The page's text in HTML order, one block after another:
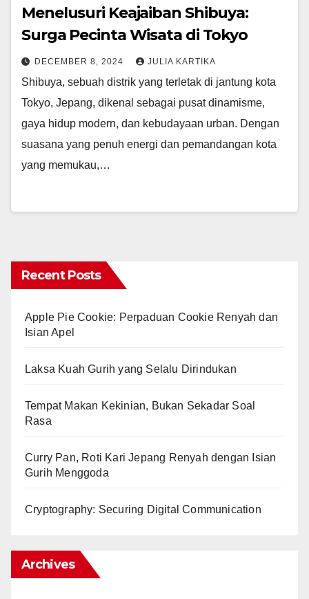
Menelusuri Keajaiban Shibuya:
Surga Pecinta Wisata di Tokyo
DECEMBER 8, 2024 JULIA KARTIKA
Shibuya, sebuah distrik yang terletak di jantung kota
Tokyo, Jepang, dikenal sebagai pusat dinamisme,
gaya hidup modern, dan kebudayaan urban. Dengan
suasana yang penuh energi dan pemandangan kota
yang memukau,…
Recent Posts
Apple Pie Cookie: Perpaduan Cookie Renyah dan
Isian Apel
Laksa Kuah Gurih yang Selalu Dirindukan
Tempat Makan Kekinian, Bukan Sekadar Soal
Rasa
Curry Pan, Roti Kari Jepang Renyah dengan Isian
Gurih Menggoda
Cryptography: Securing Digital Communication
Archives